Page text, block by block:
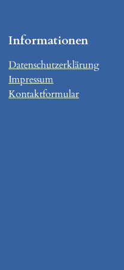
Informationen
Datenschutzerklärung
Impressum
Kontaktformular